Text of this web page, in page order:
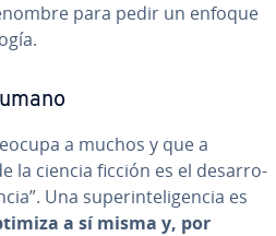
para pedir un enfoque
a muchos y que a
la ciencia ficción es el de­sa­rro­
Una su­pe­ri­n­te­li­ge­n­cia es
a sí misma y, por